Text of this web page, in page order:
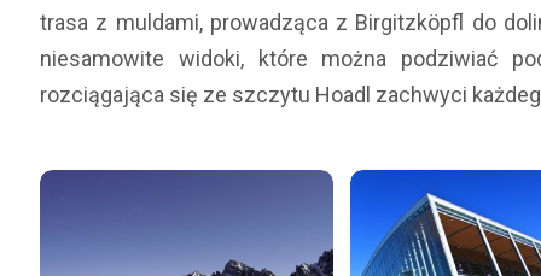
trasa z muldami, prowadząca z Birgitzköpfl do
niesamowite widoki, które można podziwiać
rozciągająca się ze szczytu Hoadl zachwyci